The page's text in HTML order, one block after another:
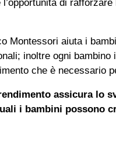
di
Montessori aiuta i
inoltre ogni bambino
che è necessario
assicura lo
i bambini possono